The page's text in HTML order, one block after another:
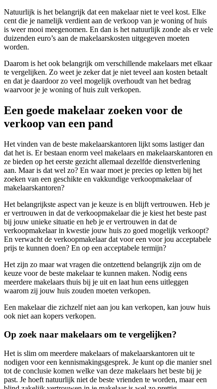
Natuurlijk is het belangrijk dat een makelaar niet te veel kost. Elke
cent die je namelijk verdient aan de verkoop van je woning of huis
is weer mooi meegenomen. En dan is het natuurlijk zonde als er vele
duizenden euro’s aan de makelaarskosten uitgegeven moeten
worden.
Daarom is het ook belangrijk om verschillende makelaars met elkaar
te vergelijken. Zo weet je zeker dat je niet teveel aan kosten betaalt
en dat je daardoor zo veel mogelijk overhoudt van het bedrag
waarvoor je je woning of huis zult verkopen.
Een goede makelaar zoeken voor de
verkoop van een pand
Het vinden van de beste makelaarskantoren lijkt soms lastiger dan
dat het is. Er bestaan enorm veel makelaars en makelaarskantoren en
ze bieden op het eerste gezicht allemaal dezelfde dienstverlening
aan. Maar is dat wel zo? En waar moet je precies op letten bij het
zoeken van een geschikte en vakkundige verkoopmakelaar of
makelaarskantoren?
Het belangrijkste aspect van je keuze is en blijft vertrouwen. Heb je
er vertrouwen in dat de verkoopmakelaar die je kiest het beste past
bij jouw unieke situatie en heb je er vertrouwen in dat de
verkoopmakelaar in kwestie jouw huis zo goed mogelijk verkoopt?
En verwacht de verkoopmakelaar dat voor een voor jou acceptabele
prijs te kunnen doen? En op een acceptabele termijn?
Het zijn zo maar wat vragen die ontzettend belangrijk zijn om de
keuze voor de beste makelaar te kunnen maken. Nodig eens
meerdere makelaars thuis bij je uit en laat hun eens uitleggen
waarom zij jouw huis zouden moeten verkopen.
Een makelaar die zichzelf niet aan jou kan verkopen, kan jouw huis
ook niet aan kopers verkopen.
Op zoek naar makelaars om te vergelijken?
Het is slim om meerdere makelaars of makelaarskantoren uit te
nodigen voor een kennismakingsgesprek. Je kunt op die manier snel
tot de conclusie komen welke van deze makelaars het beste bij je
past. Je hoeft natuurlijk niet de beste vrienden te worden, maar een